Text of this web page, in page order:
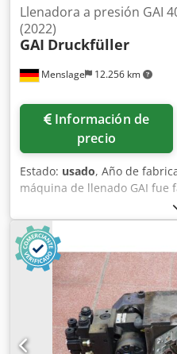
Menslage 12.256 km
Llenadora a presión GAI
(2022)
GAI Druckfüller
Información de
precio
Estado: usado, Año de
máquina de llenado GAI fue
empresa italiana GAI. Esta
llenado de vino espumoso
1,5 l. Está equipada con un
agua), 16 boquillas, 24
electroneumáticas y 3
de taponado en cada
cuenta con su propio
suministro de los tapones.
despolvado para los